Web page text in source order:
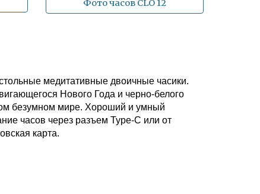
Фото часов CLO 12
медитативные двоичные часики.
Нового Года и черно-белого
безумном мире. Хороший и умный
часов через разъем Type-C или от
карта.